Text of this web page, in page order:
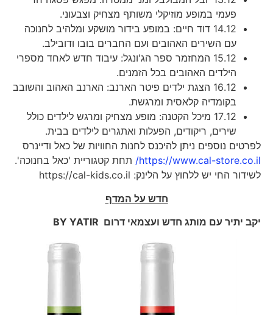
פעמי במופע מוזיקלי משותף מצחיק וצבעוני.
14.12 דוד חיים: במופע בידור מושקע ומלהיב לחנוכה
עם השירים האהובים ועם החברים בובו ודובילב.
15.12 המחזמר ספר הג'ונגל: עיבוד חדש לאחד מספרי
הילדים האהובים בכל הזמנים.
16.12 הצגת ילדים פיטר הארנב: הארנב האהוב והשובב
בקומדיה קלאסית ומרגשת.
17.12 מיכל הקטנה: מופע מצחיק ומרגש לילדים כולל
שירים, ריקודים, הפעלות ואתגרים לילדים בבית.
לפרטים נוספים ניתן להיכנס לחנות החוויות של כאל ודיינרס
https://www.cal-store.co.il/ תחת קטגוריית 'כאל בחנוכה'.
לשידור החי יש ללחוץ על הלינק: https://cal-kids.co.il
חדש על המדף
יקב יתיר עם מותג חדש ועצמאי דרום BY YATIR